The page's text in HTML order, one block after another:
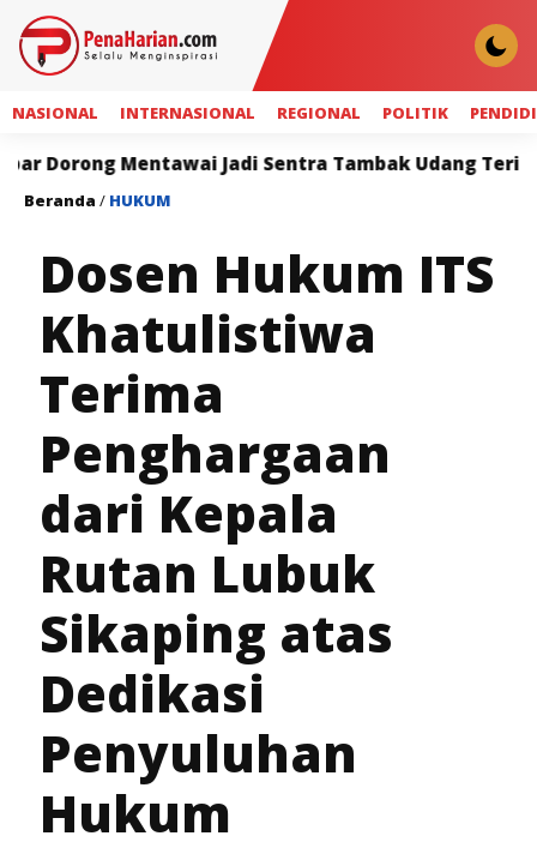
NASIONAL INTERNASIONAL REGIONAL POLITIK
Mentawai Jadi Sentra Tambak Udang Terintegrasi
Beranda / HUKUM
Dosen Hukum ITS
Khatulistiwa
Terima
Penghargaan
dari Kepala
Rutan Lubuk
Sikaping atas
Dedikasi
Penyuluhan
Hukum